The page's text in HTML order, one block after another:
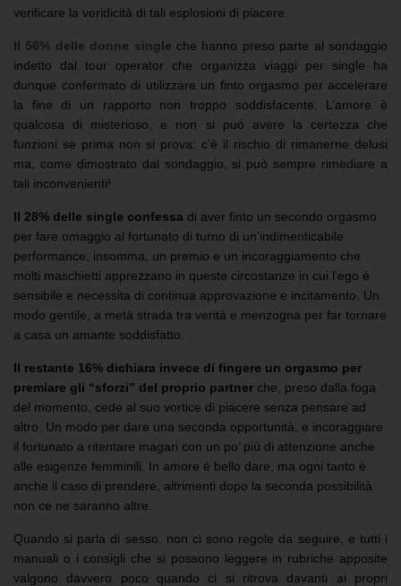
verificare la veridicità di tali esplosioni di piacere.
Il 56% delle donne single che hanno preso parte al sondaggio
indetto dal tour operator che organizza viaggi per single ha
dunque confermato di utilizzare un finto orgasmo per accelerare
la fine di un rapporto non troppo soddisfacente. L’amore è
qualcosa di misterioso, e non si può avere la certezza che
funzioni se prima non si prova: c’è il rischio di rimanerne delusi
ma, come dimostrato dal sondaggio, si può sempre rimediare a
tali inconvenienti!
Il 28% delle single confessa di aver finto un secondo orgasmo
per fare omaggio al fortunato di turno di un’indimenticabile
performance; insomma, un premio e un incoraggiamento che
molti maschietti apprezzano in queste circostanze in cui l’ego è
sensibile e necessita di continua approvazione e incitamento. Un
modo gentile, a metà strada tra verità e menzogna per far tornare
a casa un amante soddisfatto.
Il restante 16% dichiara invece di fingere un orgasmo per
premiare gli “sforzi” del proprio partner che, preso dalla foga
del momento, cede al suo vortice di piacere senza pensare ad
altro. Un modo per dare una seconda opportunità, e incoraggiare
il fortunato a ritentare magari con un po’ più di attenzione anche
alle esigenze femminili. In amore è bello dare, ma ogni tanto è
anche il caso di prendere, altrimenti dopo la seconda possibilità
non ce ne saranno altre.
Quando si parla di sesso, non ci sono regole da seguire, e tutti i
manuali o i consigli che si possono leggere in rubriche apposite
valgono davvero poco quando ci si ritrova davanti ai propri